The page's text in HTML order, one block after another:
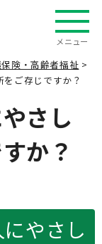
メニュー
険・高齢者福祉 >
ご存じですか？
さし
か？
やさし